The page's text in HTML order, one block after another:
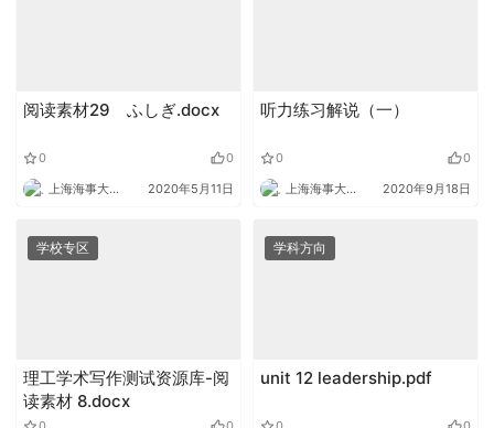
阅读素材29 ふしぎ.docx
0 0
上海海事大学外语 2020年5月11日
听力练习解说（一）
0 0
上海海事大学外语 2020年9月18日
学校专区
理工学术写作测试资源库-阅
读素材 8.docx
学科方向
unit 12 leadership.pdf